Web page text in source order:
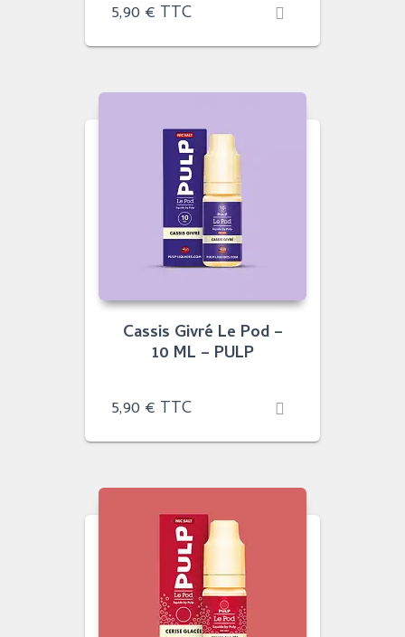
5,90 € TTC
Cassis Givré Le Pod –
10 ML – PULP
5,90 € TTC